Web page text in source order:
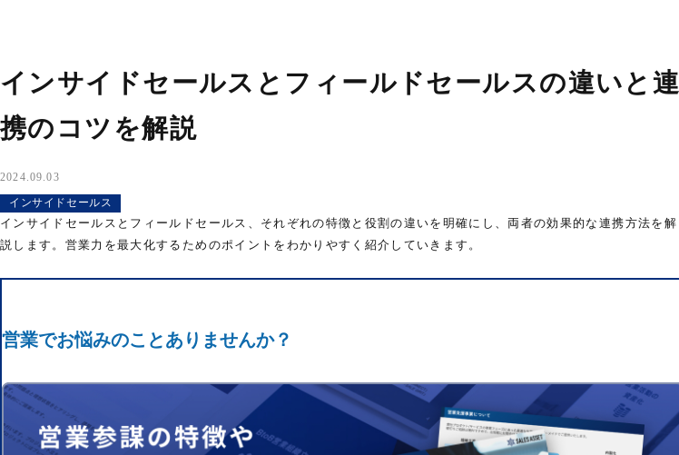
インサイドセールスとフィールドセールスの違いと連
携のコツを解説
2024.09.03
インサイドセールス
インサイドセールスとフィールドセールス、それぞれの特徴と役割の違いを明確にし、両者の効果的な連携方法を解
説します。営業力を最大化するためのポイントをわかりやすく紹介していきます。
営業でお悩みのことありませんか？